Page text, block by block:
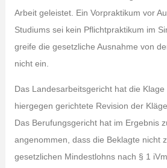
Arbeit geleistet. Ein Vorpraktikum vor
Studiums sei kein Pflichtpraktikum im
greife die gesetzliche Ausnahme von
nicht ein.
Das Landesarbeitsgericht hat die
hiergegen gerichtete Revision der
Das Berufungsgericht hat im Ergebnis
angenommen, dass die Beklagte nicht
gesetzlichen Mindestlohns nach § 1